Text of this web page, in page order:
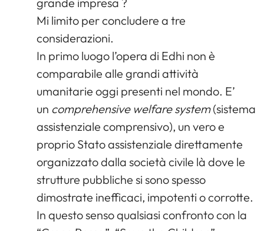
Mi limito per concludere a tre
considerazioni.
In primo luogo l’opera di Edhi non è
comparabile alle grandi attività
umanitarie oggi presenti nel mondo. E’
un comprehensive welfare system(sistema
assistenziale comprensivo), un vero e
proprio Stato assistenziale direttamente
organizzato dalla società civile là dove le
strutture pubbliche si sono spesso
dimostrate inefficaci, impotenti o corrotte.
In questo senso qualsiasi confronto con la